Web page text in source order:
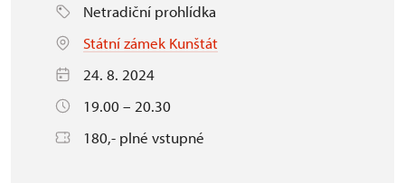
Netradiční prohlídka
Státní zámek Kunštát
24. 8. 2024
19.00 – 20.30
180,- plné vstupné